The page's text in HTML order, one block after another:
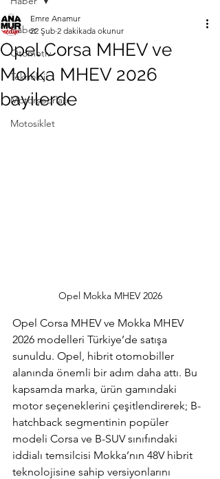
Haber
Otomotiv
Teknoloji
Motorsporları
Motosiklet
Opel Corsa MHEV ve
Mokka MHEV 2026
bayilerde
Emre Anamur
22 Şub 2 dakikada okunur
Opel Mokka MHEV 2026
Opel Corsa MHEV ve Mokka MHEV
2026 modelleri Türkiye’de satışa
sunuldu. Opel, hibrit otomobiller
alanında önemli bir adım daha attı. Bu
kapsamda marka, ürün gamındaki
motor seçeneklerini çeşitlendirerek; B-
hatchback segmentinin popüler
modeli Corsa ve B-SUV sınıfındaki
iddialı temsilcisi Mokka’nın 48V hibrit
teknolojisine sahip versiyonlarını